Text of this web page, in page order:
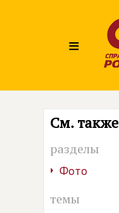
≡
См. также
разделы
Фото
темы